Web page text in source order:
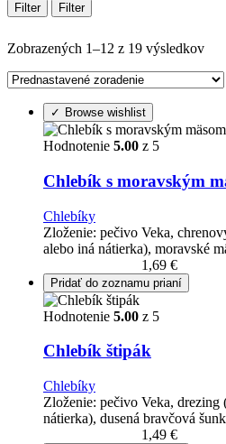
Filter Filter
Zobrazených 1–12 z 19 výsledkov
Browse wishlist
Hodnotenie 5.00 z 5
Chlebík s moravským
Chlebíky
Zloženie: pečivo Veka,
alebo iná nátierka), moravské
1,69 €
Pridať do zoznamu prianí
Hodnotenie 5.00 z 5
Chlebík štipák
Chlebíky
Zloženie: pečivo Veka, drezing
nátierka), dusená bravčová
1,49 €